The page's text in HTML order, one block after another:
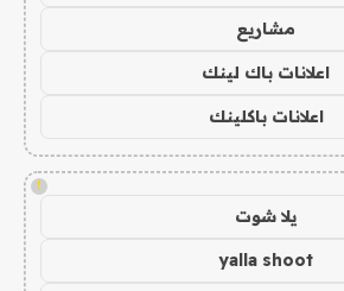
مشاريع
اعلانات باك لينك
اعلانات باكلينك
!
يلا شوت
yalla shoot